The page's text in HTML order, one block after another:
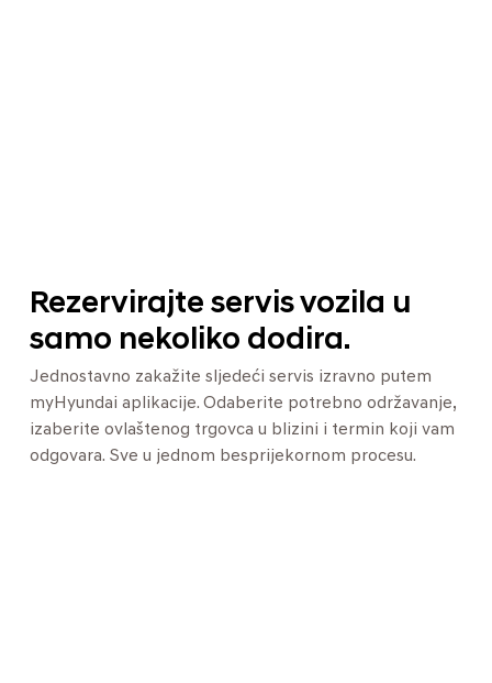
Rezervirajte servis vozila u
samo nekoliko dodira.
Jednostavno zakažite sljedeći servis izravno putem
myHyundai aplikacije. Odaberite potrebno održavanje,
izaberite ovlaštenog trgovca u blizini i termin koji vam
odgovara. Sve u jednom besprijekornom procesu.